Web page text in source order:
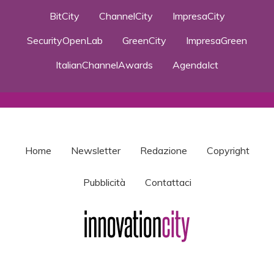
BitCity ChannelCity
ImpresaCity
SecurityOpenLab
GreenCity
ImpresaGreen
ItalianChannelAwards
AgendaIct
Home Newsletter Redazione Copyright
Pubblicità Contattaci